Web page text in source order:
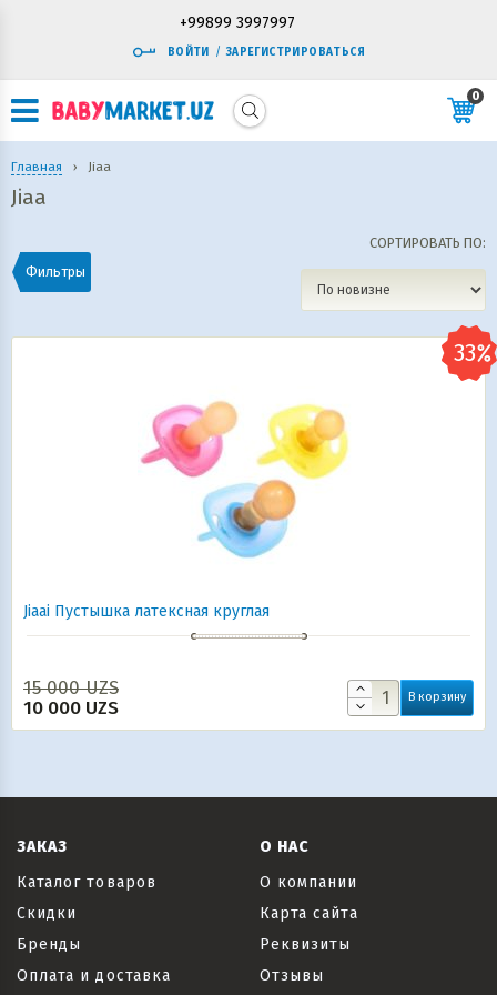
+99899 3997997
ВОЙТИ / ЗАРЕГИСТРИРОВАТЬСЯ
0
Главная › Jiaa
Jiaa
Фильтры
СОРТИРОВАТЬ ПО:
Jiaai Пустышка латексная круглая
15 000UZS
10 000 UZS В корзину
ЗАКАЗ
Каталог товаров
Скидки
Бренды
Оплата и доставка
О НАС
О компании
Карта сайта
Реквизиты
Отзывы